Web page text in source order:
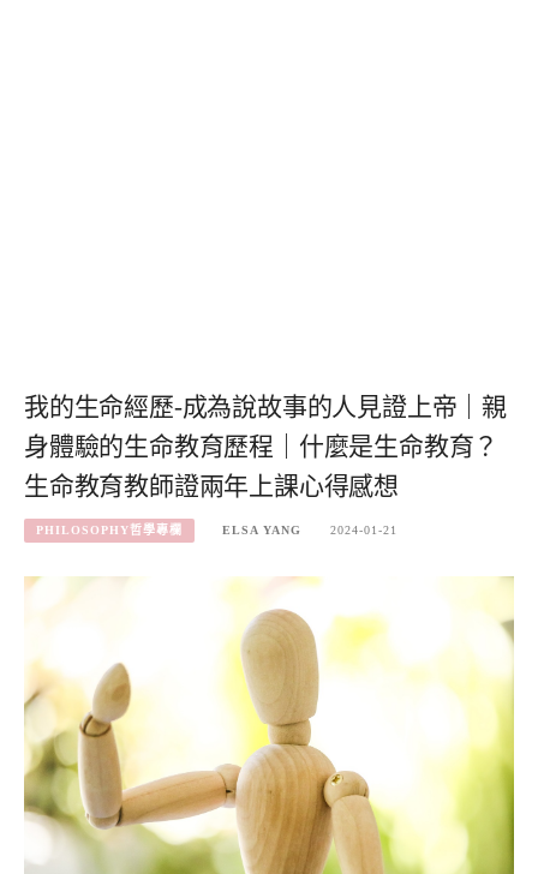
我的生命經歷-成為說故事的人見證上帝｜親
身體驗的生命教育歷程｜什麼是生命教育？
生命教育教師證兩年上課心得感想
PHILOSOPHY哲學專欄 ELSA YANG 2024-01-21